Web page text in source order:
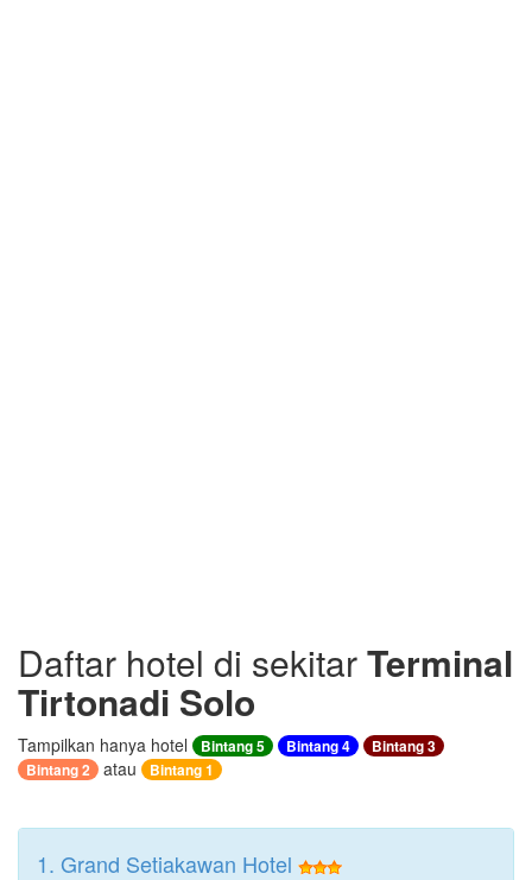
Daftar hotel di sekitarTerminal
Tirtonadi Solo
Tampilkan hanya hotel Bintang 5 Bintang 4
Bintang 3
Bintang 2
atau Bintang 1
1. Grand Setiakawan Hotel